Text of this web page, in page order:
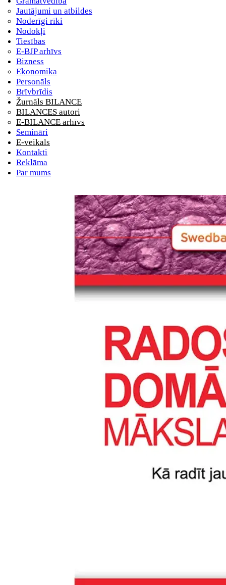
Jautājumi un atbildes
Noderīgi rīki
Nodokļi
Tiesības
E-BJP arhīvs
Bizness
Ekonomika
Personāls
Brīvbrīdis
Žurnāls BILANCE
BILANCES autori
E-BILANCE arhīvs
Semināri
E-veikals
Kontakti
Reklāma
Par mums